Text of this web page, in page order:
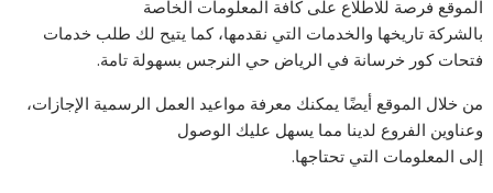
الموقع فرصة للاطلاع على كافة المعلومات الخاصة
بالشركة تاريخها والخدمات التي نقدمها، كما يتيح لك طلب خدمات
فتحات كور خرسانة في الرياض حي النرجس بسهولة تامة.
من خلال الموقع أيضًا يمكنك معرفة مواعيد العمل الرسمية الإجازات،
وعناوين الفروع لدينا مما يسهل عليك الوصول
إلى المعلومات التي تحتاجها.